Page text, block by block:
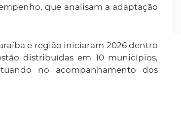
que analisam a adaptação
e região iniciaram 2026 dentro
distribuídas em 10 municípios,
no acompanhamento dos